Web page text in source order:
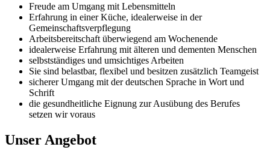
Freude am Umgang mit Lebensmitteln
Erfahrung in einer Küche, idealerweise in der
Gemeinschaftsverpflegung
Arbeitsbereitschaft überwiegend am Wochenende
idealerweise Erfahrung mit älteren und dementen Menschen
selbstständiges und umsichtiges Arbeiten
Sie sind belastbar, flexibel und besitzen zusätzlich Teamgeist
sicherer Umgang mit der deutschen Sprache in Wort und
Schrift
die gesundheitliche Eignung zur Ausübung des Berufes
setzen wir voraus
Unser Angebot